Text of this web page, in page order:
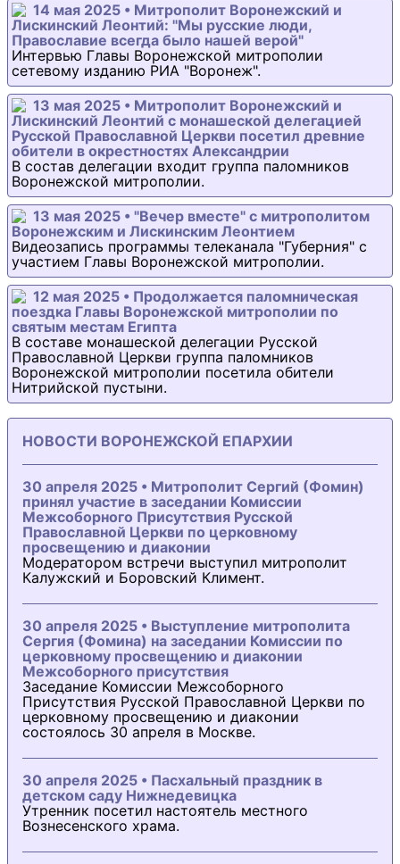
14 мая 2025 • Митрополит Воронежский и
Лискинский Леонтий: "Мы русские люди,
Православие всегда было нашей верой"
Интервью Главы Воронежской митрополии
сетевому изданию РИА "Воронеж".
13 мая 2025 • Митрополит Воронежский и
Лискинский Леонтий с монашеской делегацией
Русской Православной Церкви посетил древние
обители в окрестностях Александрии
В состав делегации входит группа паломников
Воронежской митрополии.
13 мая 2025 • "Вечер вместе" с митрополитом
Воронежским и Лискинским Леонтием
Видеозапись программы телеканала "Губерния" с
участием Главы Воронежской митрополии.
12 мая 2025 • Продолжается паломническая
поездка Главы Воронежской митрополии по
святым местам Египта
В составе монашеской делегации Русской
Православной Церкви группа паломников
Воронежской митрополии посетила обители
Нитрийской пустыни.
НОВОСТИ ВОРОНЕЖСКОЙ ЕПАРХИИ
30 апреля 2025 • Митрополит Сергий (Фомин)
принял участие в заседании Комиссии
Межсоборного Присутствия Русской
Православной Церкви по церковному
просвещению и диаконии
Модератором встречи выступил митрополит
Калужский и Боровский Климент.
30 апреля 2025 • Выступление митрополита
Сергия (Фомина) на заседании Комиссии по
церковному просвещению и диаконии
Межсоборного присутствия
Заседание Комиссии Межсоборного
Присутствия Русской Православной Церкви по
церковному просвещению и диаконии
состоялось 30 апреля в Москве.
30 апреля 2025 • Пасхальный праздник в
детском саду Нижнедевицка
Утренник посетил настоятель местного
Вознесенского храма.